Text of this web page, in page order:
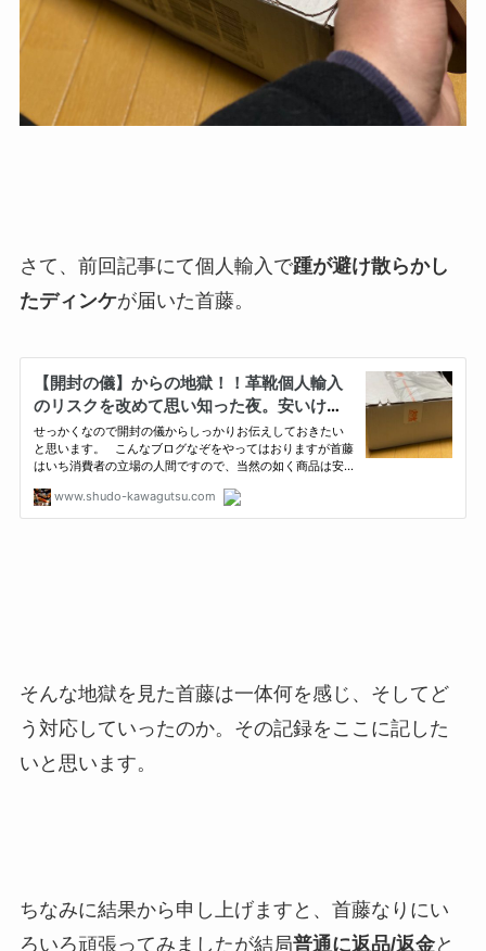
さて、前回記事にて個人輸入で踵が避け散らかし
たディンケが届いた首藤。
そんな地獄を見た首藤は一体何を感じ、そしてど
う対応していったのか。その記録をここに記した
いと思います。
ちなみに結果から申し上げますと、首藤なりにい
ろいろ頑張ってみましたが結局普通に返品/返金と